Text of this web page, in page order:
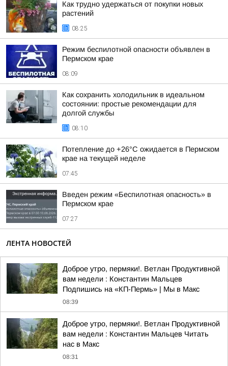
Как трудно удержаться от покупки новых
растений
08:25
Режим беспилотной опасности объявлен в
Пермском крае
08:09
Как сохранить холодильник в идеальном
состоянии: простые рекомендации для
долгой службы
08:10
Потепление до +26°C ожидается в Пермском
крае на текущей неделе
07:45
Введен режим «Беспилотная опасность» в
Пермском крае
07:27
ЛЕНТА НОВОСТЕЙ
Доброе утро, пермяки!. Ветлан Продуктивной
вам недели : Константин Мальцев
Подпишись на «КП-Пермь» | Мы в Maкс
08:39
Доброе утро, пермяки!. Ветлан Продуктивной
вам недели : Константин Мальцев Читать
нас в Макс
08:31